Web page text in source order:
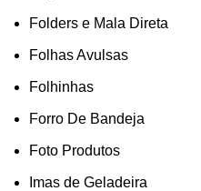
Folders e Mala Direta
Folhas Avulsas
Folhinhas
Forro De Bandeja
Foto Produtos
Imas de Geladeira